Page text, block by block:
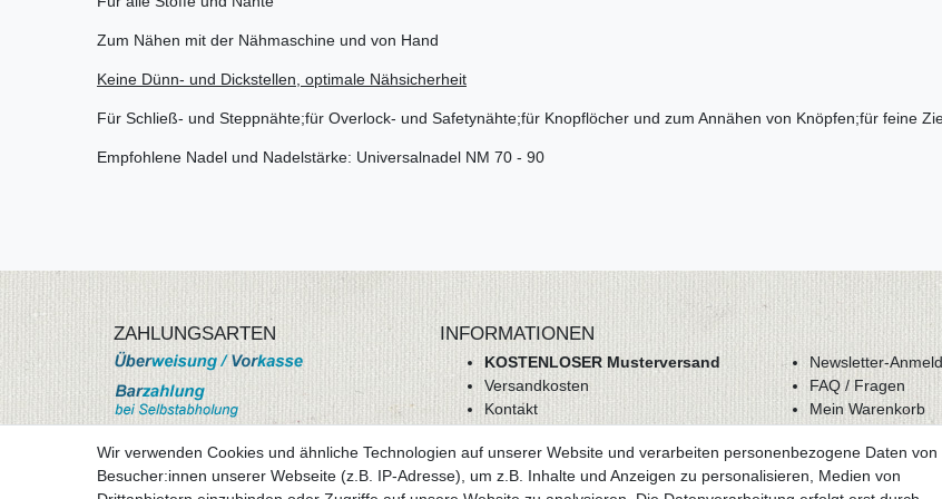
Zum Nähen mit der Nähmaschine und von Hand
Keine Dünn- und Dickstellen, optimale Nähsicherheit
Für Schließ- und Steppnähte;für Overlock- und Safetynähte;für Knopflöcher und zum Annähen von Knöpfen;für feine
Empfohlene Nadel und Nadelstärke: Universalnadel NM 70 - 90
ZAHLUNGSARTEN INFORMATIONEN
KOSTENLOSER Musterversand
Versandkosten
Kontakt
AGB
Datenschutz
Newsletter-
FAQ / Fragen
Mein Warenkorb
Mein Konto
Wir verwenden Cookies und ähnliche Technologien auf unserer Website und verarbeiten personenbezogene Daten von
Besucher:innen unserer Webseite (z.B. IP-Adresse), um z.B. Inhalte und Anzeigen zu personalisieren, Medien von